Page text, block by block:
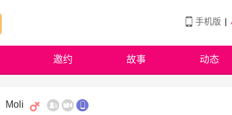
手机版 |
邀约 故事 动态
Moli